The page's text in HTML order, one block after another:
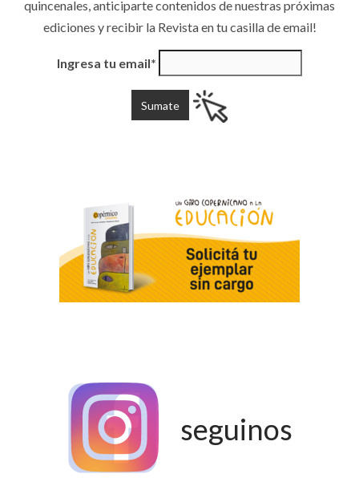
quincenales, anticiparte contenidos de nuestras próximas
ediciones y recibir la Revista en tu casilla de email!
Ingresa tu email*
seguinos